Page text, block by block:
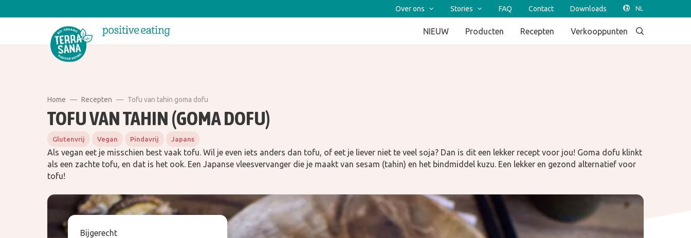
Over ons Stories FAQ Contact Downloads
NIEUW Producten Recepten Verkooppunten
Home Recepten Tofu van tahin goma dofu
TOFU VAN TAHIN (GOMA DOFU)
Glutenvrij Vegan Pindavrij Japans
Als vegan eet je misschien best vaak tofu. Wil je even iets anders dan tofu, of eet je liever niet te veel soja? Dan is dit een lekker recept voor jou! Goma dofu klinkt
als een zachte tofu, en dat is het ook. Een Japanse vleesvervanger die je maakt van sesam (tahin) en het bindmiddel kuzu. Een lekker en gezond alternatief voor
tofu!
Bijgerecht